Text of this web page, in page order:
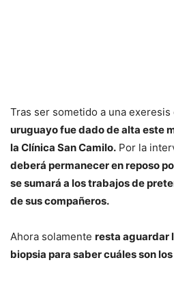
Tras ser sometido a una exeresis
uruguayo fue dado de alta este
la Clínica San Camilo. Por la
deberá permanecer en reposo
se sumará a los trabajos de
de sus compañeros.
Ahora solamente resta aguardar
biopsia para saber cuáles son